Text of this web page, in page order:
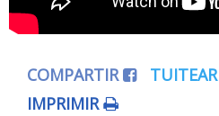
COMPARTIR TUITEAR
IMPRIMIR